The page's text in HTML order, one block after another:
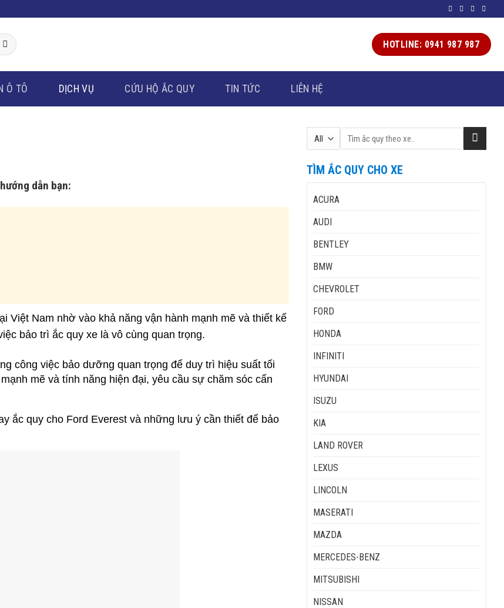
HOTLINE: 0941 987 987
Ô TÔ DỊCH VỤ CỨU HỘ ẮC QUY TIN TỨC LIÊN HỆ
dẫn bạn:
Việt Nam nhờ vào khả năng vận hành mạnh mẽ và thiết kế
bảo trì ắc quy xe là vô cùng quan trọng.
công việc bảo dưỡng quan trọng để duy trì hiệu suất tối
mẽ và tính năng hiện đại, yêu cầu sự chăm sóc cẩn
ắc quy cho Ford Everest và những lưu ý cần thiết để bảo
Tìm
kiếm:
TÌM ẮC QUY CHO XE
ACURA
AUDI
BENTLEY
BMW
CHEVROLET
FORD
HONDA
INFINITI
HYUNDAI
ISUZU
KIA
LAND ROVER
LEXUS
LINCOLN
MASERATI
MAZDA
MERCEDES-BENZ
MITSUBISHI
NISSAN